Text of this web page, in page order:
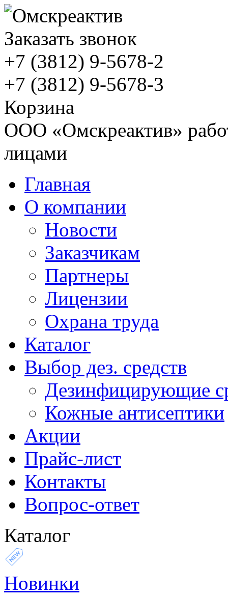
Заказать звонок
+7 (3812) 9-5678-2
+7 (3812) 9-5678-3
Корзина
ООО «Омскреактив»
лицами
Главная
О компании
Новости
Заказчикам
Партнеры
Лицензии
Охрана труда
Каталог
Выбор дез. средств
Дезинфицирующие
Кожные антисептики
Акции
Прайс-лист
Контакты
Вопрос-ответ
Каталог
Новинки